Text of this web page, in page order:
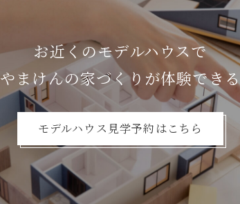
お近くのモデルハウスで
やまけんの家づくりが体験できる
モデルハウス見学予約はこちら